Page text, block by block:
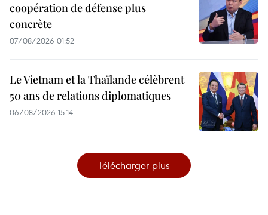
coopération de défense plus
concrète
07/08/2026 01:52
Le Vietnam et la Thaïlande célèbrent
50 ans de relations diplomatiques
06/08/2026 15:14
Télécharger plus